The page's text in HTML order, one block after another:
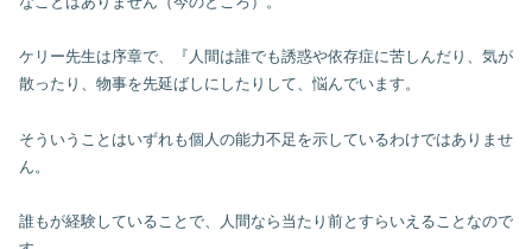
ケリー先生は序章で、『人間は誰でも誘惑や依存症に苦しんだり、気が
散ったり、物事を先延ばしにしたりして、悩んでいます。
そういうことはいずれも個人の能力不足を示しているわけではありませ
ん。
誰もが経験していることで、人間なら当たり前とすらいえることなので